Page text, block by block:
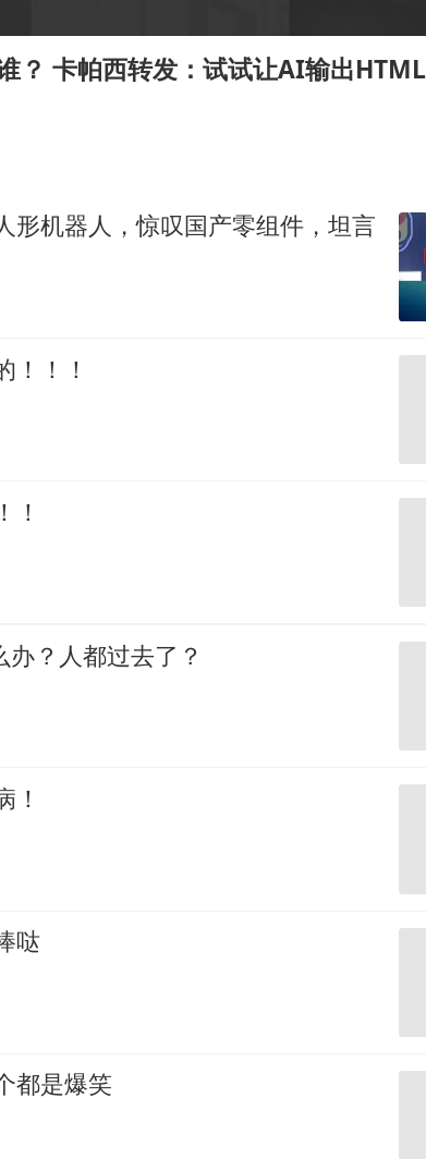
花奖开幕式红裙起舞
：零封向鹏不意外
“青海拉面”招牌后生意更好
？ 卡帕西转发：试试让AI输出HTML
形机器人，惊叹国产零组件，坦言
！！！
！
？人都过去了？
！
哒
都是爆笑